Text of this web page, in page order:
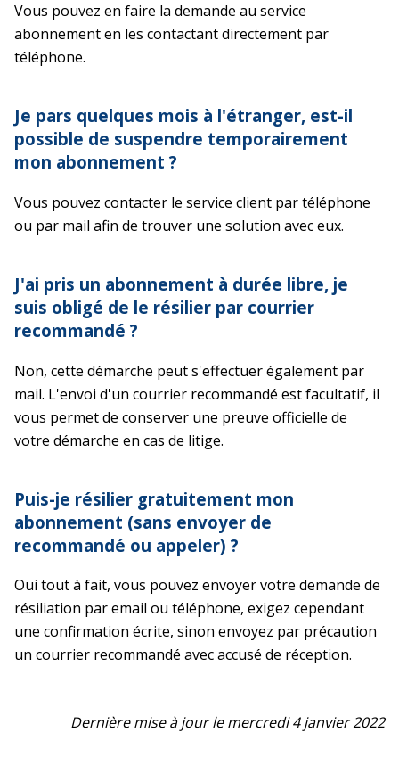
Vous pouvez en faire la demande au service
abonnement en les contactant directement par
téléphone.
Je pars quelques mois à l'étranger, est-il
possible de suspendre temporairement
mon abonnement ?
Vous pouvez contacter le service client par téléphone
ou par mail afin de trouver une solution avec eux.
J'ai pris un abonnement à durée libre, je
suis obligé de le résilier par courrier
recommandé ?
Non, cette démarche peut s'effectuer également par
mail. L'envoi d'un courrier recommandé est facultatif, il
vous permet de conserver une preuve officielle de
votre démarche en cas de litige.
Puis-je résilier gratuitement mon
abonnement (sans envoyer de
recommandé ou appeler) ?
Oui tout à fait, vous pouvez envoyer votre demande de
résiliation par email ou téléphone, exigez cependant
une confirmation écrite, sinon envoyez par précaution
un courrier recommandé avec accusé de réception.
Dernière mise à jour le mercredi 4 janvier 2022